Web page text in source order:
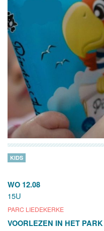
WO 12.08
15U
PARC LIEDEKERKE
KIDS
VOORLEZEN IN HET PARK